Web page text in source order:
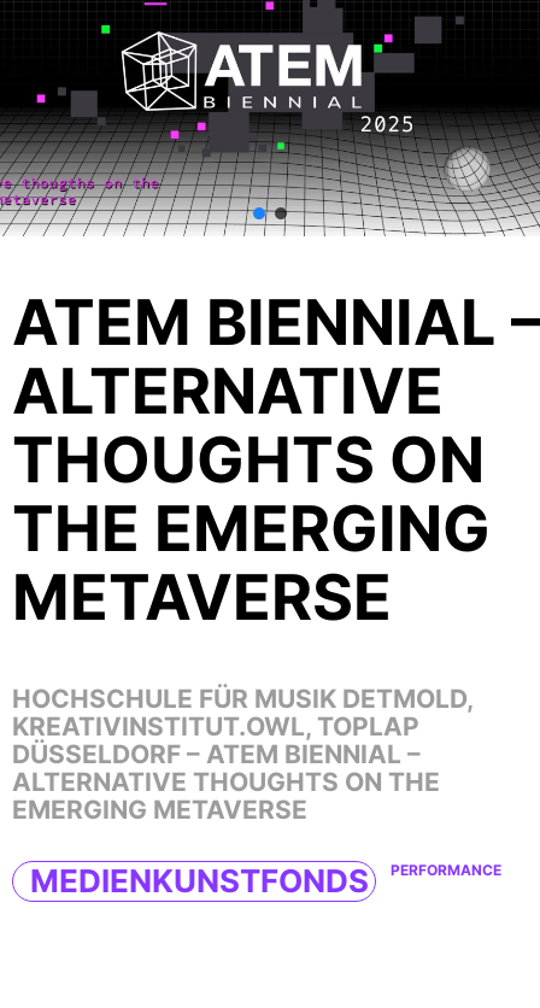
ATEM BIENNIAL
ALTERNATIVE
THOUGHTS ON
THE EMERGING
METAVERSE
HOCHSCHULE FÜR MUSIK DETMOLD,
KREATIVINSTITUT.OWL, TOPLAP
DÜSSELDORF – ATEM BIENNIAL –
ALTERNATIVE THOUGHTS ON THE
EMERGING METAVERSE
MEDIENKUNSTFONDS PERFORMANCE